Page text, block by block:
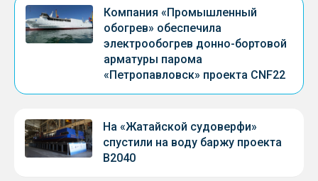
Компания «Промышленный
обогрев» обеспечила
электрообогрев донно-бортовой
арматуры парома
«Петропавловск» проекта CNF22
На «Жатайской судоверфи»
спустили на воду баржу проекта
В2040